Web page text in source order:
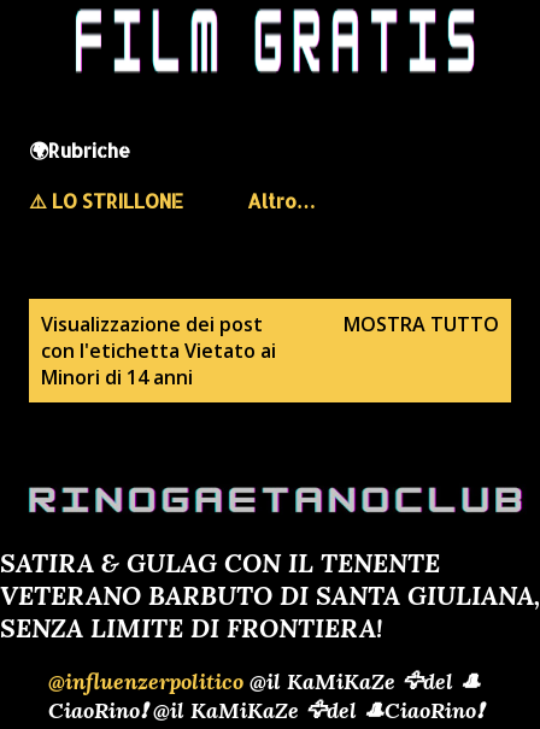
🌍Rubriche
⚠️ LO STRILLONE
Altro…
Visualizzazione dei post
con l'etichetta Vietato ai
Minori di 14 anni
MOSTRA TUTTO
SATIRA & GULAG CON IL TENENTE
VETERANO BARBUTO DI SANTA GIULIANA,
SENZA LIMITE DI FRONTIERA!
@influenzerpolitico @il KaMiKaZe 🦅del 🎩
CiaoRino❗ @il KaMiKaZe 🦅del 🎩CiaoRino❗